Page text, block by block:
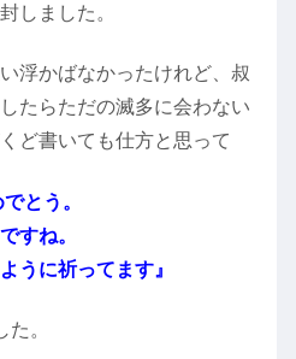
しました。
浮かばなかったけれど、叔
たらただの滅多に会わない
ど書いても仕方と思って
とう。
すね。
うに祈ってます』
。